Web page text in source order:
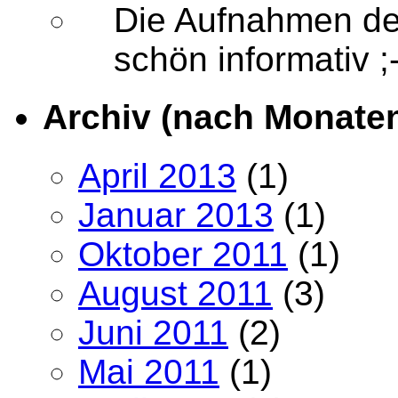
Die Aufnahmen
schön
Archiv (nach
April 2013 (1)
Januar 2013 (1)
Oktober 2011 (1)
August 2011 (3)
Juni 2011 (2)
Mai 2011 (1)